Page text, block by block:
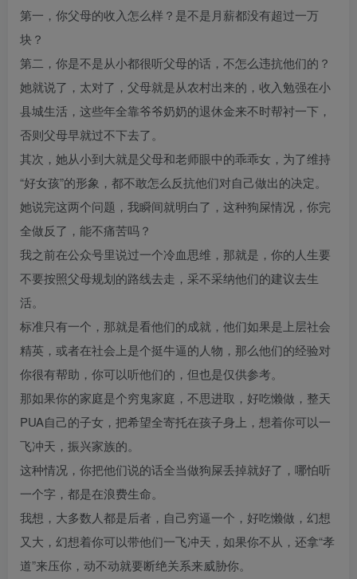
第一，你父母的收入怎么样？是不是月薪都没有超过一万
块？
第二，你是不是从小都很听父母的话，不怎么违抗他们的？
她就说了，太对了，父母就是从农村出来的，收入勉强在小
县城生活，这些年全靠爷爷奶奶的退休金来不时帮衬一下，
否则父母早就过不下去了。
其次，她从小到大就是父母和老师眼中的乖乖女，为了维持
“好女孩”的形象，都不敢怎么反抗他们对自己做出的决定。
她说完这两个问题，我瞬间就明白了，这种狗屎情况，你完
全做反了，能不痛苦吗？
我之前在公众号里说过一个冷血思维，那就是，你的人生要
不要按照父母规划的路线去走，采不采纳他们的建议去生
活。
标准只有一个，那就是看他们的成就，他们如果是上层社会
精英，或者在社会上是个挺牛逼的人物，那么他们的经验对
你很有帮助，你可以听他们的，但也是仅供参考。
那如果你的家庭是个穷鬼家庭，不思进取，好吃懒做，整天
PUA自己的子女，把希望全寄托在孩子身上，想着你可以一
飞冲天，振兴家族的。
这种情况，你把他们说的话全当做狗屎丢掉就好了，哪怕听
一个字，都是在浪费生命。
我想，大多数人都是后者，自己穷逼一个，好吃懒做，幻想
又大，幻想着你可以带他们一飞冲天，如果你不从，还拿“孝
道”来压你，动不动就要断绝关系来威胁你。